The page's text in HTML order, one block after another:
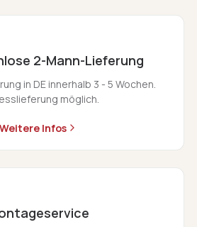
2-Mann-Lieferung
in DE innerhalb 3 - 5 Wochen.
möglich.
Weitere Infos